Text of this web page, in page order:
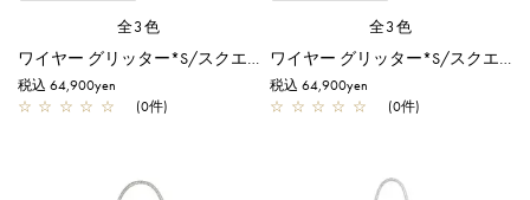
全3色
ワイヤー グリッター*S/スクエア スモール/シルバーゴールド
税込 64,900yen
☆ ☆ ☆ ☆ ☆ (0件)
全3色
ワイヤー グリッター*S/スクエア スモール/ディープブラック
税込 64,900yen
☆ ☆ ☆ ☆ ☆ (0件)